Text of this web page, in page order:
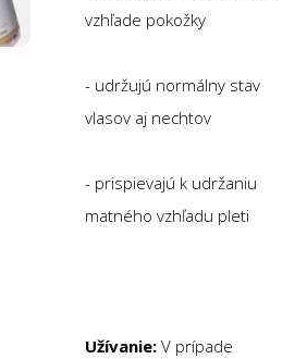
vzhľade pokožky
- udržujú normálny stav
vlasov aj nechtov
- prispievajú k udržaniu
matného vzhľadu pleti
Užívanie: V prípade